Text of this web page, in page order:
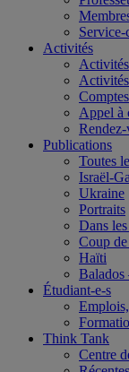
Service-
Activités
Activités
Appel à
Publications
Toutes
Israël-
Ukraine
Portraits
Dans
Coup
Haïti
Balados
Étudiant-e-s
Think Tank
Centre